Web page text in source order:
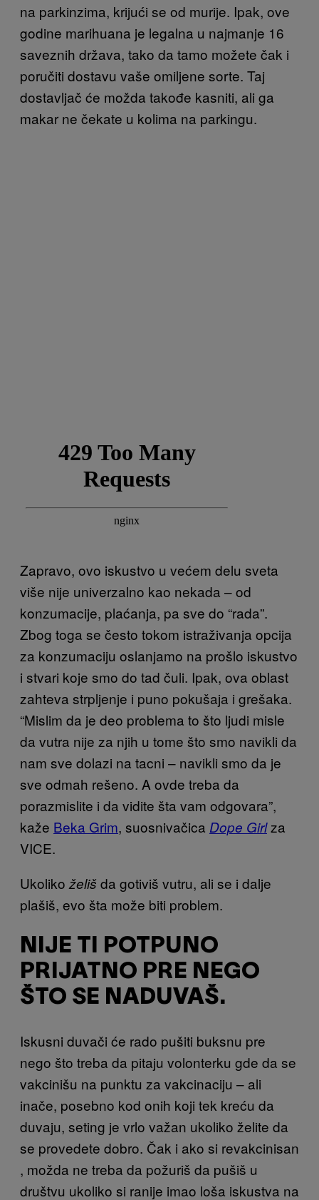
na parkinzima, krijući se od murije. Ipak, ove
godine marihuana je legalna u najmanje 16
saveznih država, tako da tamo možete čak i
poručiti dostavu vaše omiljene sorte. Taj
dostavljač će možda takođe kasniti, ali ga
makar ne čekate u kolima na parkingu.
Zapravo, ovo iskustvo u većem delu sveta
više nije univerzalno kao nekada – od
konzumacije, plaćanja, pa sve do “rada”.
Zbog toga se često tokom istraživanja opcija
za konzumaciju oslanjamo na prošlo iskustvo
i stvari koje smo do tad čuli. Ipak, ova oblast
zahteva strpljenje i puno pokušaja i grešaka.
“Mislim da je deo problema to što ljudi misle
da vutra nije za njih u tome što smo navikli da
nam sve dolazi na tacni – navikli smo da je
sve odmah rešeno. A ovde treba da
porazmislite i da vidite šta vam odgovara”,
kaže Beka Grim, suosnivačica Dope Girlza
VICE.
Ukoliko želiš da gotiviš vutru, ali se i dalje
plašiš, evo šta može biti problem.
NIJE TI POTPUNO
PRIJATNO PRE NEGO
ŠTO SE NADUVAŠ.
Iskusni duvači će rado pušiti buksnu pre
nego što treba da pitaju volonterku gde da se
vakcinišu na punktu za vakcinaciju – ali
inače, posebno kod onih koji tek kreću da
duvaju, seting je vrlo važan ukoliko želite da
se provedete dobro. Čak i ako si revakcinisan
, možda ne treba da požuriš da pušiš u
društvu ukoliko si ranije imao loša iskustva na